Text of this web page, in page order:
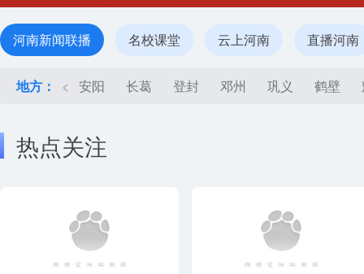
河南新闻联播 名校课堂 云上河南 直播河南
地方： < 安阳 长葛 登封 邓州 巩义 鹤壁
热点关注